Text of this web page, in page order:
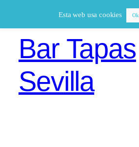
Bar Tapas
Sevilla
Esta web usa cookies Ok